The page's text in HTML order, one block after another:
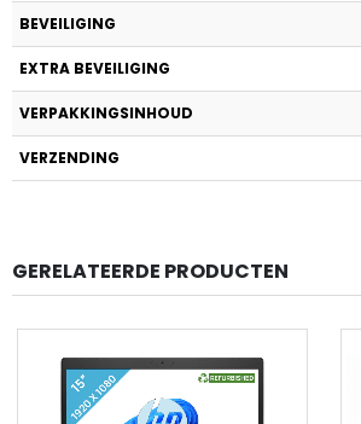
BEVEILIGING
EXTRA BEVEILIGING
VERPAKKINGSINHOUD
VERZENDING
GERELATEERDE PRODUCTEN